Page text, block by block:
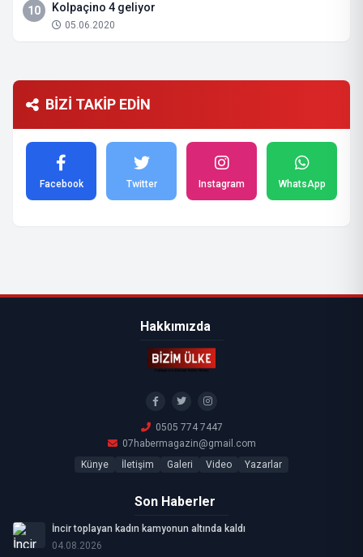
10 Kolpaçino 4 geliyor
05.06.2020
BİZİ TAKİP EDİN
Facebook Twitter Instagram WhatsApp
Hakkımızda
0505 774 7447
07habermagazin@gmail.com
Künye
İletişim Galeri Video Yazarlar
Son Haberler
İncir toplayan kadın kamyonun altında kaldı
04.08.2026